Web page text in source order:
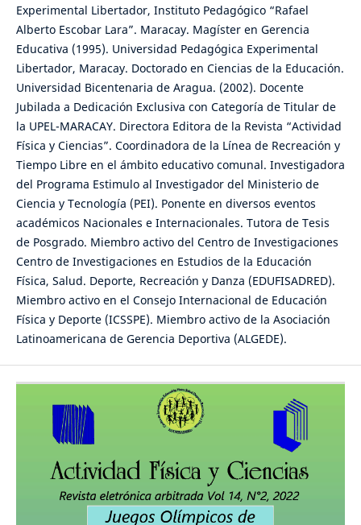
Experimental Libertador, Instituto Pedagógico “Rafael
Alberto Escobar Lara”. Maracay. Magíster en Gerencia
Educativa (1995). Universidad Pedagógica Experimental
Libertador, Maracay. Doctorado en Ciencias de la Educación.
Universidad Bicentenaria de Aragua. (2002). Docente
Jubilada a Dedicación Exclusiva con Categoría de Titular de
la UPEL-MARACAY. Directora Editora de la Revista “Actividad
Física y Ciencias”. Coordinadora de la Línea de Recreación y
Tiempo Libre en el ámbito educativo comunal. Investigadora
del Programa Estimulo al Investigador del Ministerio de
Ciencia y Tecnología (PEI). Ponente en diversos eventos
académicos Nacionales e Internacionales. Tutora de Tesis
de Posgrado. Miembro activo del Centro de Investigaciones
Centro de Investigaciones en Estudios de la Educación
Física, Salud. Deporte, Recreación y Danza (EDUFISADRED).
Miembro activo en el Consejo Internacional de Educación
Física y Deporte (ICSSPE). Miembro activo de la Asociación
Latinoamericana de Gerencia Deportiva (ALGEDE).